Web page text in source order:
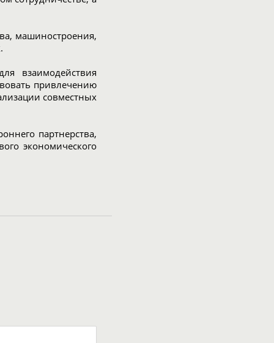
машиностроения,
взаимодействия
привлечению
совместных
партнерства,
экономического